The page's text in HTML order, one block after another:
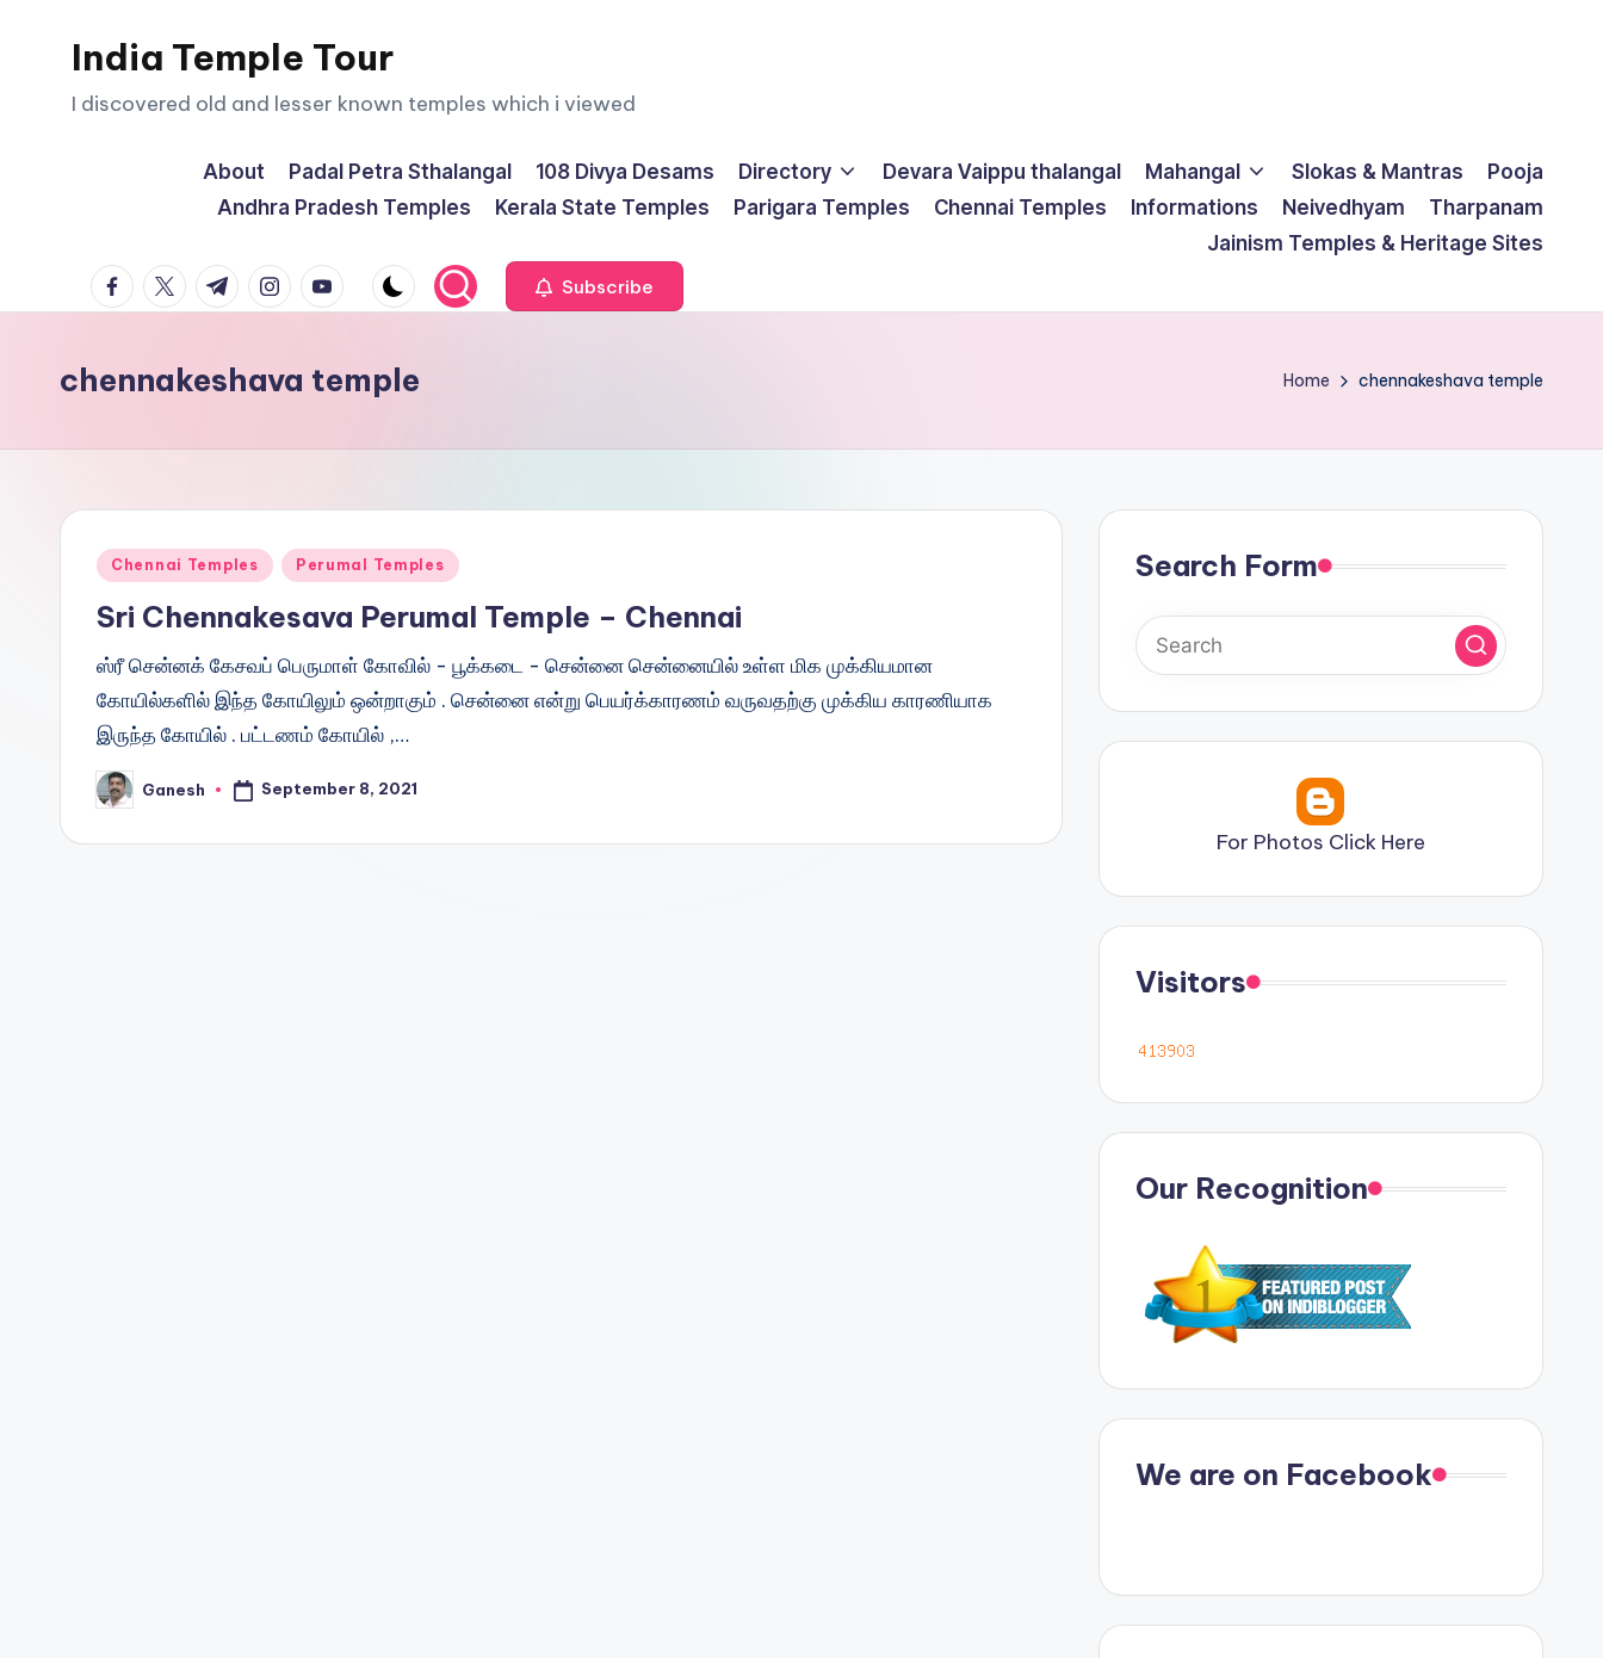
India Temple Tour
I discovered old and lesser known temples which i viewed
About Padal Petra Sthalangal 108 Divya Desams Directory Devara Vaippu thalangal Mahangal Slokas & Mantras
Pooja
Andhra Pradesh Temples
Kerala State Temples Parigara Temples Chennai Temples Informations Neivedhyam
Tharpanam
Jainism Temples & Heritage Sites
facebook.com
twitter.com
t.me instagram.com
youtube.com Subscribe
chennakeshava temple Home chennakeshava temple
Posted
Chennai Temples Perumal Temples
Sri Chennakesava Perumal Temple – Chennai
ஸ்ரீ சென்னக் கேசவப் பெருமாள் கோவில் - பூக்கடை - சென்னை சென்னையில் உள்ள மிக முக்கியமான
கோயில்களில் இந்த கோயிலும் ஒன்றாகும் . சென்னை என்று பெயர்க்காரணம் வருவதற்கு முக்கிய காரணியாக
இருந்த கோயில் . பட்டணம் கோயில் ,…
Posted
by
Ganesh September 8, 2021
Search Form
For Photos Click Here
Visitors
Our Recognition
We are on Facebook